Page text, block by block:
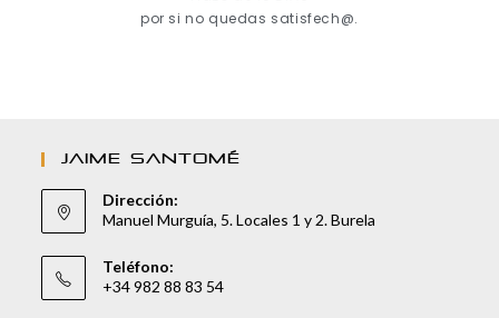
por si no quedas satisfech@.
JAIME SANTOMÉ
Dirección:
Manuel Murguía, 5. Locales 1 y 2. Burela
Teléfono:
+34 982 88 83 54